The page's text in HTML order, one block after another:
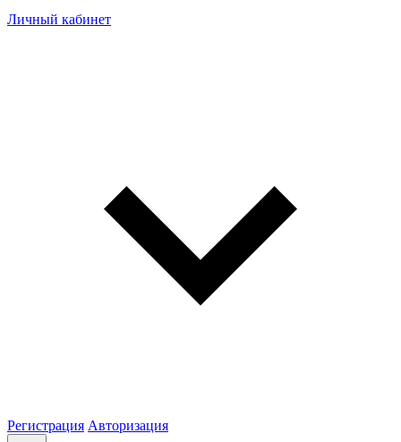
Личный кабинет
Регистрация Авторизация